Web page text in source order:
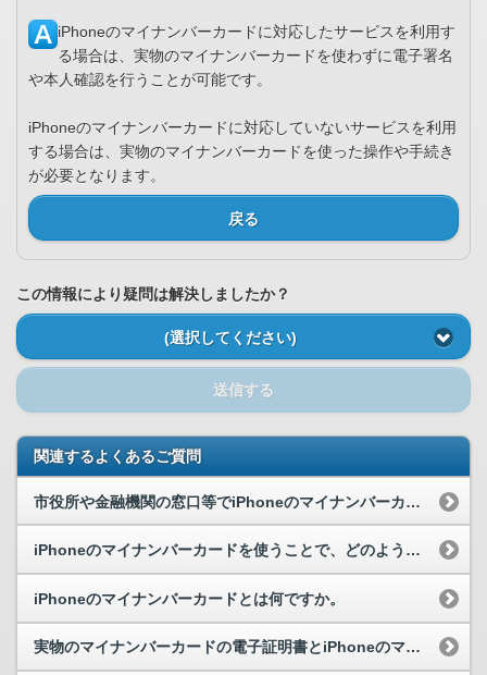
iPhoneのマイナンバーカードに対応したサービスを利用す
る場合は、実物のマイナンバーカードを使わずに電子署名
や本人確認を行うことが可能です。
iPhoneのマイナンバーカードに対応していないサービスを利用
する場合は、実物のマイナンバーカードを使った操作や手続き
が必要となります。
戻る
この情報により疑問は解決しましたか？
(選択してください)
送信する
関連するよくあるご質問
市役所や金融機関の窓口等でiPhoneのマイナンバーカードを本人確認書類として利用することはで...
iPhoneのマイナンバーカードを使うことで、どのようなメリットがありますか。
iPhoneのマイナンバーカードとは何ですか。
実物のマイナンバーカードの電子証明書とiPhoneのマイナンバーカードに追加された電子証明書の...